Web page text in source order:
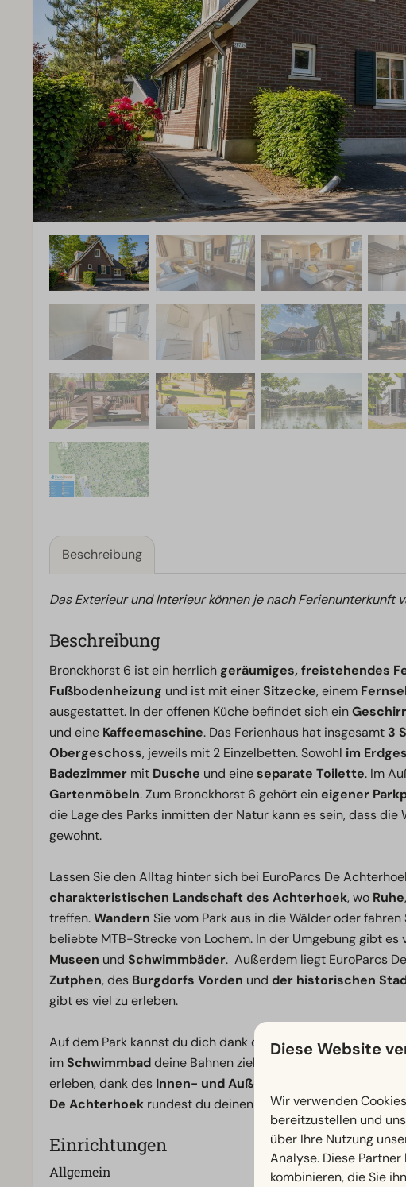
Beschreibung
Das Exterieur und Interieur können je nach Ferienunterkunft
Beschreibung
Bronckhorst 6 ist ein herrlich geräumiges, freistehendes
Fußbodenheizung und ist mit einer Sitzecke, einem
ausgestattet. In der offenen Küche befindet sich ein
und eine Kaffeemaschine. Das Ferienhaus hat insgesamt 3
Obergeschoss, jeweils mit 2 Einzelbetten. Sowohl im
Badezimmer mit Dusche und eineseparate Toilette. Im
Gartenmöbeln. Zum Bronckhorst 6 gehört eineigener
die Lage des Parks inmitten der Natur kann es sein, dass
gewohnt.
Lassen Sie den Alltag hinter sich bei EuroParcs De
charakteristischen Landschaft des Achterhoek, wo Ruhe,
treffen.Wandern Sie vom Park aus in die Wälder oder
beliebte MTB-Strecke von Lochem. In der Umgebung gibt es
Museen und Schwimmbäder. Außerdem liegt EuroParcs
Zutphen, des Burgdorfs Vorden und der historischen
gibt es viel zu erleben.
Auf dem Park kannst du dich dank der großzügigen Anlage
im Schwimmbaddeine Bahnen ziehen oder auf dem
erleben, dank des Innen- und Außenspielplatzes
De Achterhoek rundest du deinen Urlaub ab.
Einrichtungen
Allgemein
Badezimmer
Diese Website
Wir verwenden
bereitzustellen und
über Ihre Nutzung
Analyse. Diese
kombinieren, die Sie